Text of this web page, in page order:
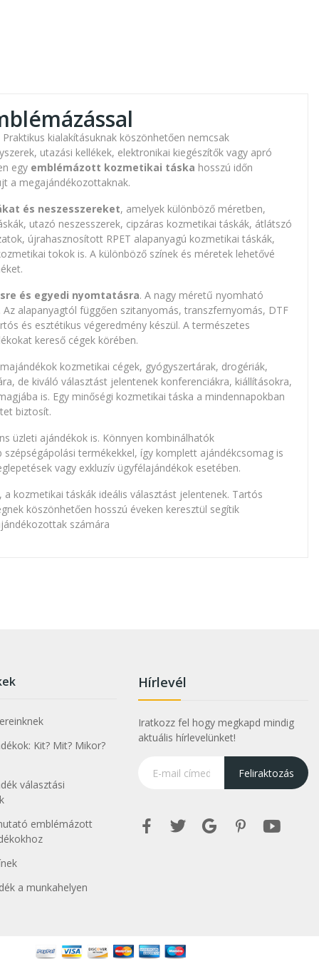
kialakításuknak köszönhetően nemcsak
utazási kellékek, elektronikai kiegészítők vagy apró
egy emblémázott kozmetikai táska hosszú időn
a megajándékozottaknak.
és neszesszereket, amelyek különböző méretben,
utazó neszesszerek, cipzáras kozmetikai táskák, átlátszó
újrahasznosított RPET alapanyagú kozmetikai táskák,
tokok is. A különböző színek és méretek lehetővé
és egyedi nyomtatásra. A nagy méretű nyomható
alapanyagtól függően szitanyomás, transzfernyomás, DTF
és esztétikus végeredmény készül. A természetes
kereső cégek körében.
kozmetikai cégek, gyógyszertárak, drogériák,
de kiváló választást jelentenek konferenciákra, kiállításokra,
is. Egy minőségi kozmetikai táska a mindennapokban
biztosít.
üzleti ajándékok is. Könnyen kombinálhatók
termékekkel, így komplett ajándékcsomag is
vagy exkluzív ügyfélajándékok esetében.
a kozmetikai táskák ideális választást jelentenek. Tartós
köszönhetően hosszú éveken keresztül segítik
számára
Kit? Mit? Mikor?
választási
emblémázott
a munkahelyen
Hírlevél
Iratkozz fel hogy megkapd mindig
aktuális hírlevelünket!
Feliraktozás